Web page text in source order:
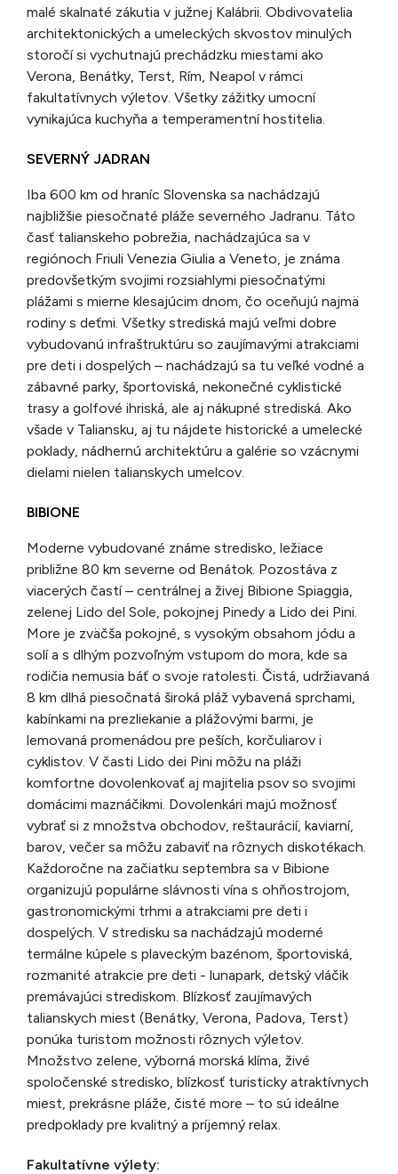
malé skalnaté zákutia v južnej Kalábrii. Obdivovatelia
architektonických a umeleckých skvostov minulých
storočí si vychutnajú prechádzku miestami ako
Verona, Benátky, Terst, Rím, Neapol v rámci
fakultatívnych výletov. Všetky zážitky umocní
vynikajúca kuchyňa a temperamentní hostitelia.
SEVERNÝ JADRAN
Iba 600 km od hraníc Slovenska sa nachádzajú
najbližšie piesočnaté pláže severného Jadranu. Táto
časť talianskeho pobrežia, nachádzajúca sa v
regiónoch Friuli Venezia Giulia a Veneto, je známa
predovšetkým svojimi rozsiahlymi piesočnatými
plážami s mierne klesajúcim dnom, čo oceňujú najmä
rodiny s deťmi. Všetky strediská majú veľmi dobre
vybudovanú infraštruktúru so zaujímavými atrakciami
pre deti i dospelých – nachádzajú sa tu veľké vodné a
zábavné parky, športoviská, nekonečné cyklistické
trasy a golfové ihriská, ale aj nákupné strediská. Ako
všade v Taliansku, aj tu nájdete historické a umelecké
poklady, nádhernú architektúru a galérie so vzácnymi
dielami nielen talianskych umelcov.
BIBIONE
Moderne vybudované známe stredisko, ležiace
približne 80 km severne od Benátok. Pozostáva z
viacerých častí – centrálnej a živej Bibione Spiaggia,
zelenej Lido del Sole, pokojnej Pinedy a Lido dei Pini.
More je zväčša pokojné, s vysokým obsahom jódu a
solí a s dlhým pozvoľným vstupom do mora, kde sa
rodičia nemusia báť o svoje ratolesti. Čistá, udržiavaná
8 km dlhá piesočnatá široká pláž vybavená sprchami,
kabínkami na prezliekanie a plážovými barmi, je
lemovaná promenádou pre peších, korčuliarov i
cyklistov. V časti Lido dei Pini môžu na pláži
komfortne dovolenkovať aj majitelia psov so svojimi
domácimi maznáčikmi. Dovolenkári majú možnosť
vybrať si z množstva obchodov, reštaurácií, kaviarní,
barov, večer sa môžu zabaviť na rôznych diskotékach.
Každoročne na začiatku septembra sa v Bibione
organizujú populárne slávnosti vína s ohňostrojom,
gastronomickými trhmi a atrakciami pre deti i
dospelých. V stredisku sa nachádzajú moderné
termálne kúpele s plaveckým bazénom, športoviská,
rozmanité atrakcie pre deti - lunapark, detský vláčik
premávajúci strediskom. Blízkosť zaujímavých
talianskych miest (Benátky, Verona, Padova, Terst)
ponúka turistom možnosti rôznych výletov.
Množstvo zelene, výborná morská klíma, živé
spoločenské stredisko, blízkosť turisticky atraktívnych
miest, prekrásne pláže, čisté more – to sú ideálne
predpoklady pre kvalitný a príjemný relax.
Fakultatívne výlety: